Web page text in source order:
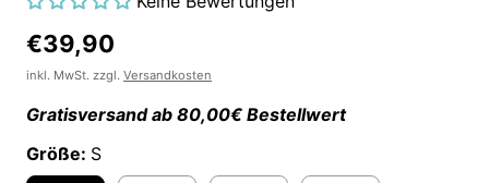
€39,90
inkl. MwSt. zzgl. Versandkosten
Gratisversand ab 80,00€ Bestellwert
Größe: S